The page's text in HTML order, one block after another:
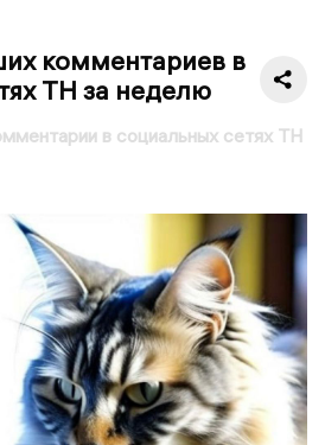
комментариев в
ТН за неделю
в социальных сетях ТН